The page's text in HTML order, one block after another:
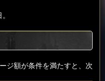
ジ額が条件を満たすと、次